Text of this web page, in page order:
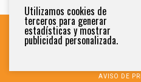
AVISO DE
Utilizamos cookies de
terceros para generar
estadísticas y mostrar
publicidad personalizada.